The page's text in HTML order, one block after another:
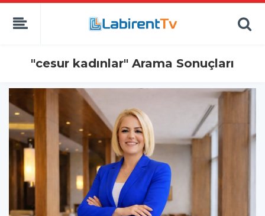
"cesur kadınlar" Arama Sonuçları